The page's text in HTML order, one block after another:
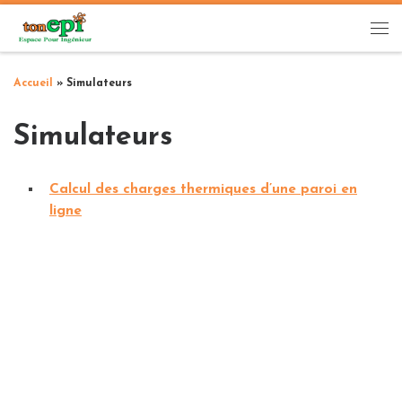
Passer au contenu
Accueil » Simulateurs
Simulateurs
Calcul des charges thermiques d’une paroi en
ligne